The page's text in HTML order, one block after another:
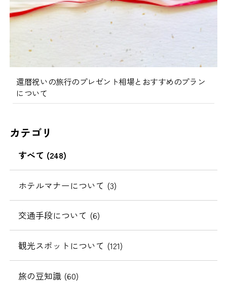
還暦祝いの旅行のプレゼント相場とおすすめのプラン
について
カテゴリ
すべて (248)
ホテルマナーについて (3)
交通手段について (6)
観光スポットについて (121)
旅の豆知識 (60)